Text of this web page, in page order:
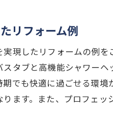
リフォーム例
現したリフォームの例
タブと高機能シャワー
でも快適に過ごせる環
ます。また、プロフェ